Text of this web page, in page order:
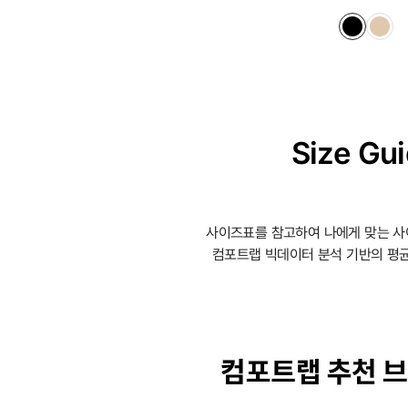
Size
사이즈표를 참고하여 나에게 맞는
컴포트랩 빅데이터 분석 기반의 평